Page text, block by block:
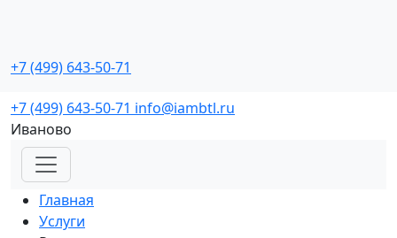
+7 (499) 643-50-71
с реальной окупаемостью
+7 (499) 643-50-71 info@iambtl.ru
Иваново
Главная
Услуги